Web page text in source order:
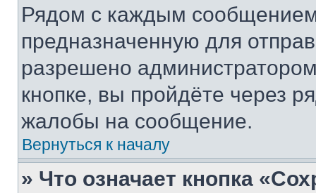
Рядом с каждым сообщением
предназначенную для
разрешено
кнопке, вы пройдёте через
жалобы на сообщение.
Вернуться к началу
» Что означает кнопка